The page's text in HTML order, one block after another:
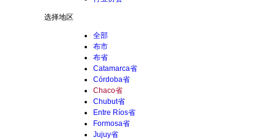
选择地区
全部
布市
布省
Catamarca省
Córdoba省
Chaco省
Chubut省
Entre Ríos省
Formosa省
Jujuy省